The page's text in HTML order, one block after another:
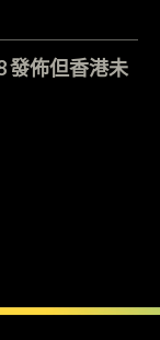
發佈但香港未